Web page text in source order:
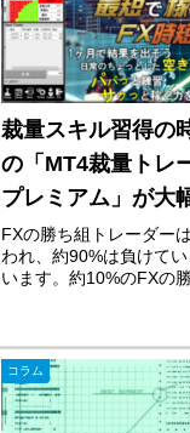
裁量スキル習得の
の「MT4裁量トレ
プレミアム」が大
ンアップ！
FXの勝ち組トレーダー
われ、約90%は負けて
います。約10%のFXの
要になります。しかし
の習得は、非常に時間
なものではありません
コラム